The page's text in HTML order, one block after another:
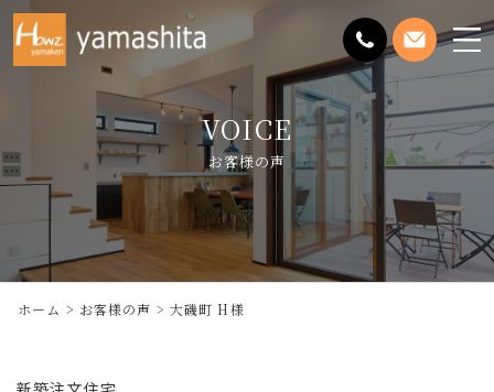
メ
ニ
ュ
ー
を
く
VOICE
お客様の声
ホーム お客様の声 大磯町 H様